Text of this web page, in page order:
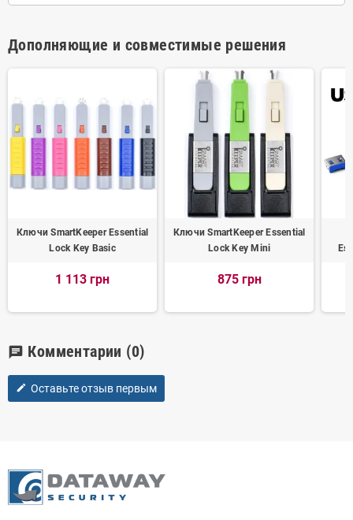
Дополняющие и совместимые решения
Ключи SmartKeeper Essential
Lock Key Basic
1 113 грн
Ключи SmartKeeper Essential
Lock Key Mini
875 грн
chat Комментарии (0)
edit Оставьте отзыв первым